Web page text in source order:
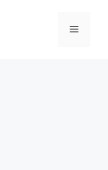
Menu